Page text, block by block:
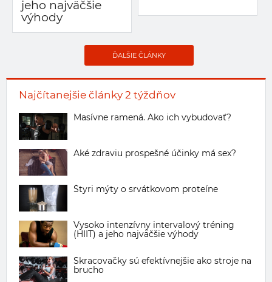
Najčítanejšie články 2 týždňov
Masívne ramená. Ako ich vybudovať?
Aké zdraviu prospešné účinky má sex?
Štyri mýty o srvátkovom proteíne
Vysoko intenzívny intervalový tréning
(HIIT) a jeho najväčšie výhody
Skracovačky sú efektívnejšie ako stroje na
brucho
jeho najväčšie
výhody
ĎALŠIE ČLÁNKY